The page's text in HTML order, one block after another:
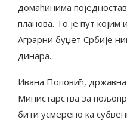
домаћинима
планова. То је пут којим
Аграрни буџет Србије
динара.
Ивана Поповић, државна
Министарства за
бити усмерено ка